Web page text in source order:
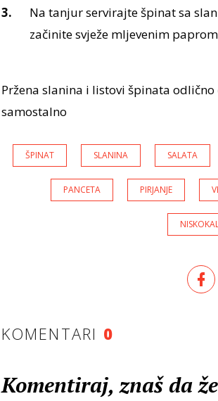
Na tanjur servirajte špinat sa
začinite svježe mljevenim
Pržena slanina i listovi špinata
samostalno
ŠPINAT SLANINA SALATA
PANCETA PIRJANJE
KOMENTARI 0
Komentiraj, znaš da